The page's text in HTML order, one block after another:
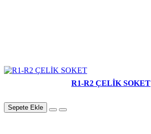
R1-R2 ÇELİK SOKET
Sepete Ekle